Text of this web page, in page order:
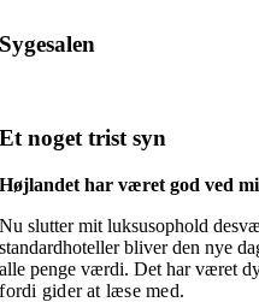
Sygesalen
Et noget trist syn
Højlandet har været god ved
Nu slutter mit luksusophold
standardhoteller bliver den nye
alle penge værdi. Det har været
fordi gider at læse med.